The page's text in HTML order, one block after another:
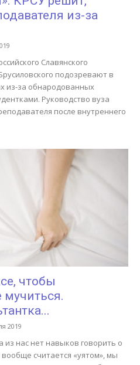
из-за
Славянского
подозревают в
из-за обнародованных
Руководство вуза
после внутреннего
чтобы
мучиться.
2019
из нас нет навыков говорить о
считается «уятом», мы